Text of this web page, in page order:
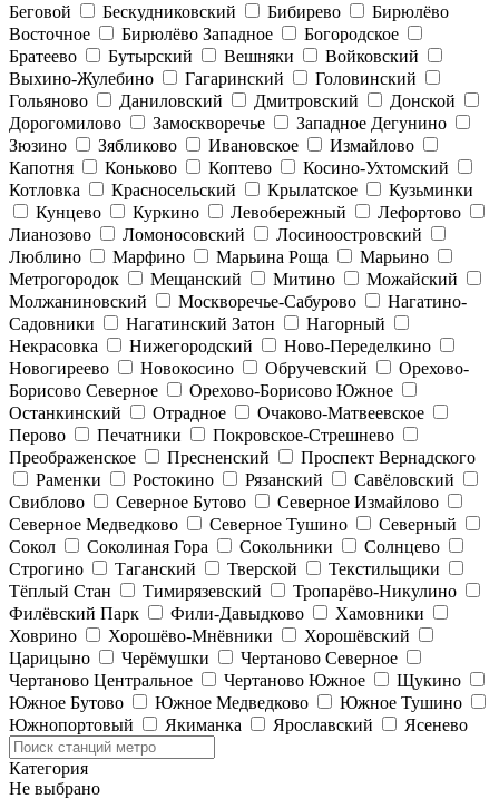
Беговой
Бескудниковский Бибирево
Бирюлёво
Восточное
Бирюлёво Западное
Богородское
Братеево
Бутырский Вешняки
Войковский
Выхино-Жулебино
Гагаринский
Головинский
Гольяново
Даниловский Дмитровский
Донской
Дорогомилово
Замоскворечье
Западное Дегунино
Зюзино
Зябликово Ивановское
Измайлово
Капотня
Коньково Коптево
Косино-Ухтомский
Котловка
Красносельский Крылатское
Кузьминки
Кунцево
Куркино Левобережный
Лефортово
Лианозово
Ломоносовский
Лосиноостровский
Люблино
Марфино Марьина Роща
Марьино
Метрогородок
Мещанский Митино
Можайский
Молжаниновский
Москворечье-Сабурово
Нагатино-
Садовники
Нагатинский Затон
Нагорный
Некрасовка
Нижегородский
Ново-Переделкино
Новогиреево
Новокосино Обручевский
Орехово-
Борисово Северное
Орехово-Борисово Южное
Останкинский
Отрадное
Очаково-Матвеевское
Перово
Печатники
Покровское-Стрешнево
Преображенское
Пресненский
Проспект Вернадского
Раменки
Ростокино Рязанский
Савёловский
Свиблово
Северное Бутово
Северное Измайлово
Северное Медведково
Северное Тушино
Северный
Сокол
Соколиная Гора Сокольники
Солнцево
Строгино
Таганский Тверской
Текстильщики
Тёплый Стан
Тимирязевский
Тропарёво-Никулино
Филёвский Парк
Фили-Давыдково
Хамовники
Ховрино
Хорошёво-Мнёвники
Хорошёвский
Царицыно
Черёмушки
Чертаново Северное
Чертаново Центральное
Чертаново Южное
Щукино
Южное Бутово
Южное Медведково
Южное Тушино
Южнопортовый
Якиманка Ярославский Ясенево
Категория
Не выбрано